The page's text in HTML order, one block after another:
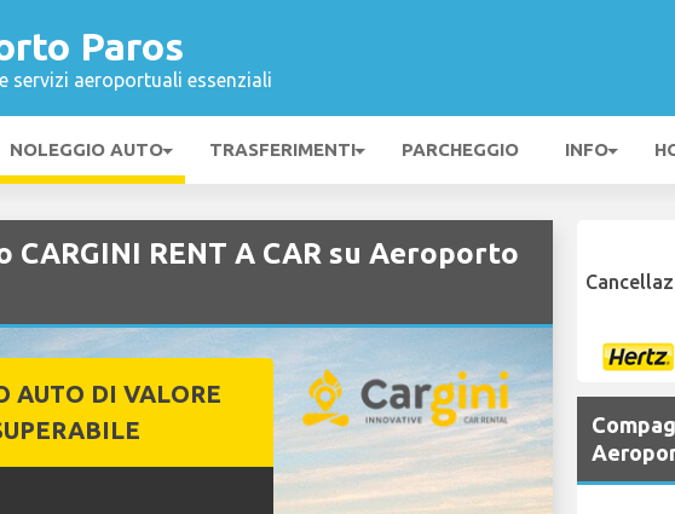
Paros
servizi aeroportuali essenziali
NOLEGGIO AUTO TRASFERIMENTI PARCHEGGIO INFO
CARGINI RENT A CAR su Aeroporto
AUTO DI VALORE